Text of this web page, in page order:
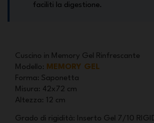
faciliti la digestione.
Cuscino in Memory Gel Rinfrescante
Modello: MEMORY GEL
Forma: Saponetta
Misura: 42x72 cm
Altezza: 12 cm
Grado di rigidità: Inserto Gel 7/10